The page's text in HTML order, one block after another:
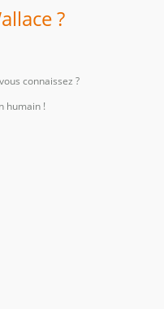
?
connaissez ?
humain !